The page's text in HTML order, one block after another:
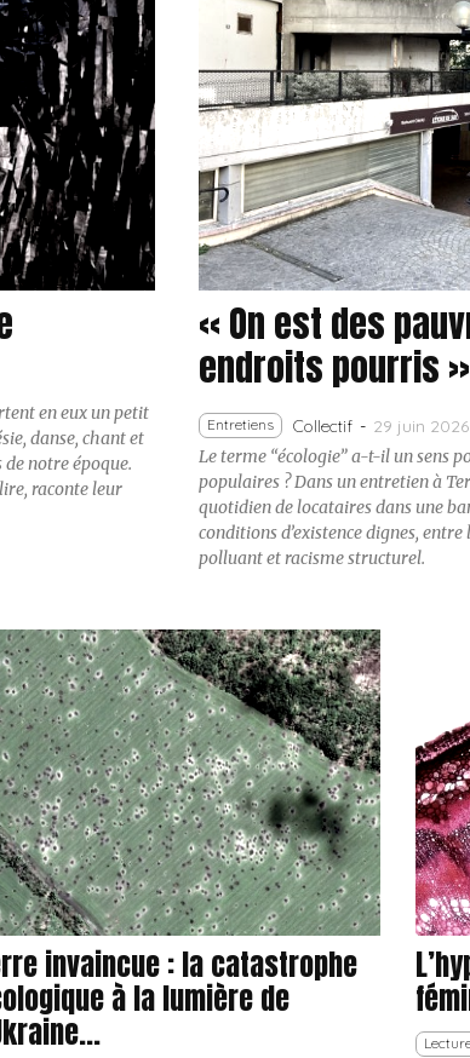
en eux un petit
danse, chant et
notre époque.
raconte leur
« On est des
endroits pourris »
Entretiens Collectif - 29 juin 2026
Le terme “écologie” a-t-il un sens
populaires ? Dans un entretien à
quotidien de locataires dans une
conditions d’existence dignes,
polluant et racisme structurel.
invaincue : la catastrophe
à la lumière de